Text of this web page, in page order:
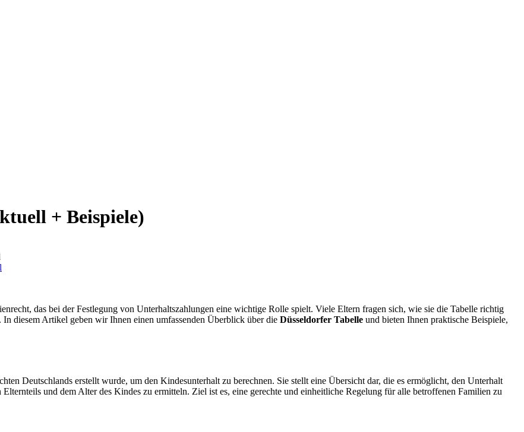
+ Beispiele)
das bei der Festlegung von Unterhaltszahlungen eine wichtige Rolle spielt. Viele Eltern fragen sich, wie sie die Tabelle richtig
diesem Artikel geben wir Ihnen einen umfassenden Überblick über die Düsseldorfer Tabelle und bieten Ihnen praktische Beispiele,
Deutschlands erstellt wurde, um den Kindesunterhalt zu berechnen. Sie stellt eine Übersicht dar, die es ermöglicht, den Unterhalt
und dem Alter des Kindes zu ermitteln. Ziel ist es, eine gerechte und einheitliche Regelung für alle betroffenen Familien zu